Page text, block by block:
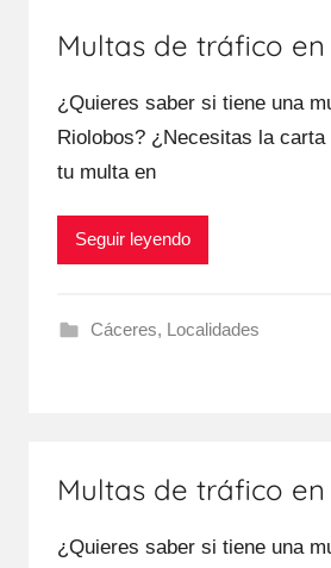
Multas de tráfico
¿Quieres saber ѕi tiene una
Riolobos? ¿Necesitas la
tu multa en
Seguir leyendo
Cáceres, Localidades
Multas de tráfico en
¿Quieres saber ѕi tiene una